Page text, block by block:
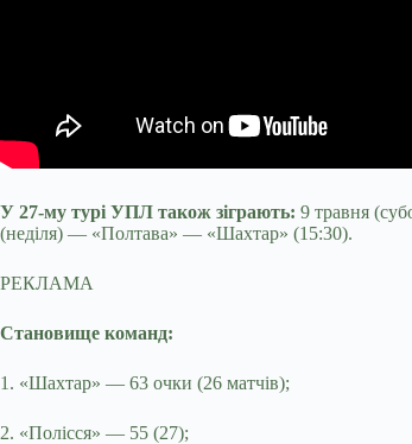
У 27-му турі УПЛ також зіграють: 9 травня
(неділя) — «Полтава» — «Шахтар» (15:30).
РЕКЛАМА
Становище команд:
1. «Шахтар» — 63 очки (26 матчів);
2. «Полісся» — 55 (27);